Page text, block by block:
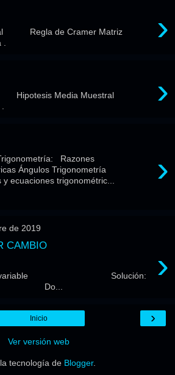
›
Regla de Cramer Matriz
›
Hipotesis Media Muestral
›
Razones
Ángulos Trigonometría
y ecuaciones trigonométric...
de 2019
CAMBIO
›
de variable Solución:
Do...
›
Inicio
Ver versión web
tecnología de Blogger.